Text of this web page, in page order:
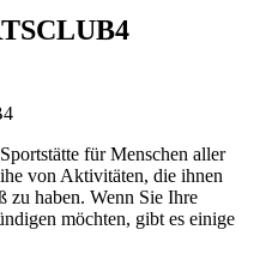
für Menschen aller
von Aktivitäten, die ihnen
zu haben. Wenn Sie Ihre
möchten, gibt es einige